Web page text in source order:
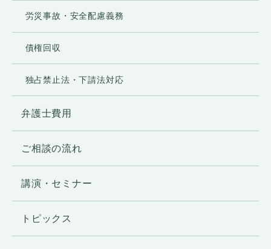
労災事故・安全配慮義務
債権回収
独占禁止法・下請法対応
弁護士費用
ご相談の流れ
講演・セミナー
トピックス